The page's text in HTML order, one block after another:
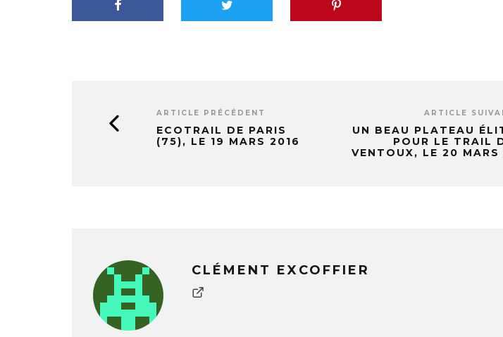
ARTICLE PRÉCÉDENT
ECOTRAIL DE PARIS
(75), LE 19 MARS 2016
ARTICLE
UN BEAU PLATEAU
POUR LE TRAIL
VENTOUX, LE 20 MARS
CLÉMENT EXCOFFIER